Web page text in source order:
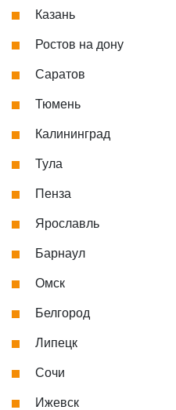
Казань
Ростов на дону
Саратов
Тюмень
Калининград
Тула
Пенза
Ярославль
Барнаул
Омск
Белгород
Липецк
Сочи
Ижевск